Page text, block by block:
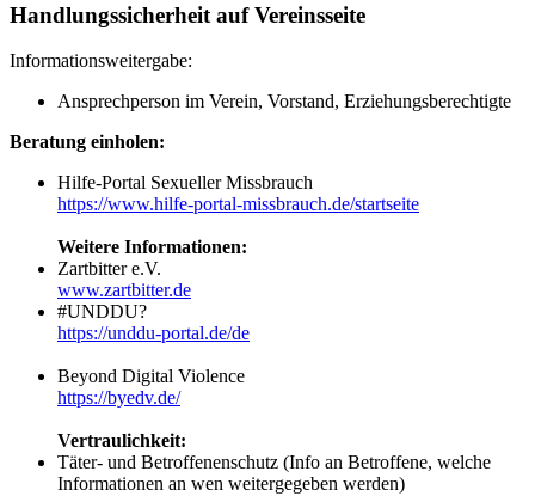
Handlungssicherheit auf Vereinsseite
Informationsweitergabe:
Ansprechperson im Verein, Vorstand, Erziehungsberechtigte
Beratung einholen:
Hilfe-Portal Sexueller Missbrauch
https://www.hilfe-portal-missbrauch.de/startseite
Weitere Informationen:
Zartbitter e.V.
www.zartbitter.de
#UNDDU?
https://unddu-portal.de/de
Beyond Digital Violence
https://byedv.de/
Vertraulichkeit:
Täter- und Betroffenenschutz (Info an Betroffene, welche
Informationen an wen weitergegeben werden)